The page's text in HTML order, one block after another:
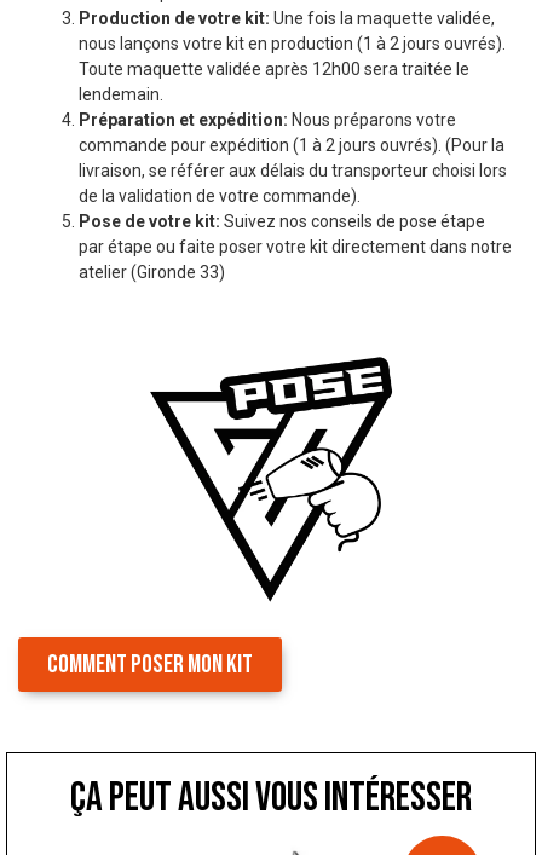
Production de votre kit: Une fois la maquette validée,
nous lançons votre kit en production (1 à 2 jours ouvrés).
Toute maquette validée après 12h00 sera traitée le
lendemain.
Préparation et expédition: Nous préparons votre
commande pour expédition (1 à 2 jours ouvrés). (Pour la
livraison, se référer aux délais du transporteur choisi lors
de la validation de votre commande).
Pose de votre kit: Suivez nos conseils de pose étape
par étape ou faite poser votre kit directement dans notre
atelier (Gironde 33)
COMMENT POSER MON KIT
ça peut aussi vous intéresser